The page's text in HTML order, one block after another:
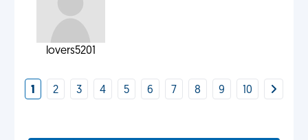
lovers5201
1 2 3 4 5 6 7 8 9 10